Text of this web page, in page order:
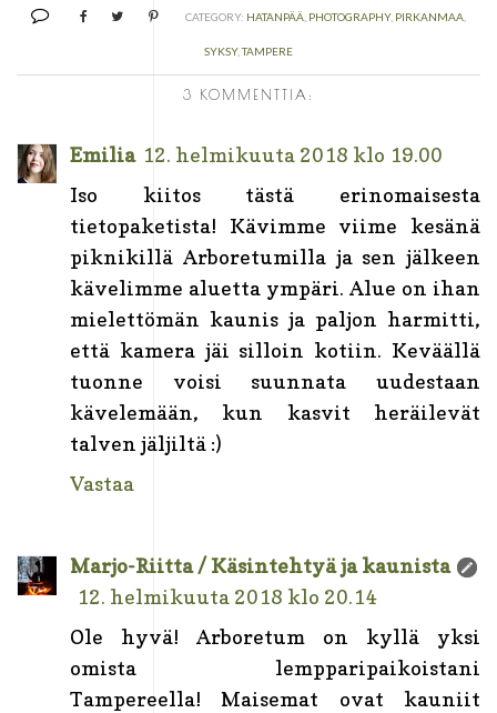
CATEGORY: HATANPÄÄ PHOTOGRAPHY, PIRKANMAA
SYKSY,TAMPERE
3 KOMMENTTIA:
Emilia 12. helmikuuta 2018 klo 19.00
Iso kiitos tästä erinomaisesta
tietopaketista! Kävimme viime kesänä
piknikillä Arboretumilla ja sen jälkeen
kävelimme aluetta ympäri. Alue on ihan
mielettömän kaunis ja paljon harmitti,
että kamera jäi silloin kotiin. Keväällä
tuonne voisi suunnata uudestaan
kävelemään, kun kasvit heräilevät
talven jäljiltä :)
Vastaa
Marjo-Riitta / Käsintehtyä ja kaunista
12. helmikuuta 2018 klo 20.14
Ole hyvä! Arboretum on kyllä yksi
omista lempparipaikoistani
Tampereella! Maisemat ovat kauniit